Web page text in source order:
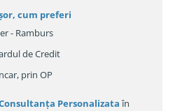
, cum preferi
- Ramburs
de Credit
prin OP
Personalizataîn